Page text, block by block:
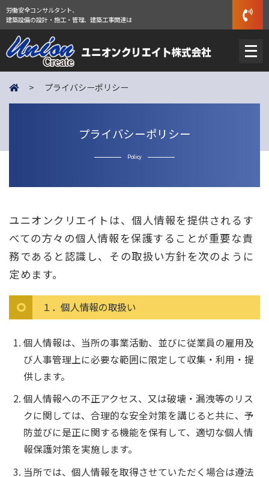
労働安全コンサルタント、
建築設備の設計・施工・管理、建築工事関連は
メ
> プライバシーポリシー
プライバシーポリシー
Policy
ユニオンクリエイトは、個人情報を提供されるす
べての方々の個人情報を保護することが重要な責
務であると認識し、その取扱い方針を次のように
定めます。
１．個人情報の取扱い
個人情報は、当所の事業活動、並びに従業員の雇用及
び人事管理上に必要な範囲に限定して収集・利用・提
供します。
個人情報への不正アクセス、又は破壊・漏洩等のリス
クに関しては、合理的な安全対策を講じると共に、予
防並びに是正に関する機能を保有して、適切な個人情
報保護対策を実施します。
当所では、個人情報を取得させていただく場合は遵法